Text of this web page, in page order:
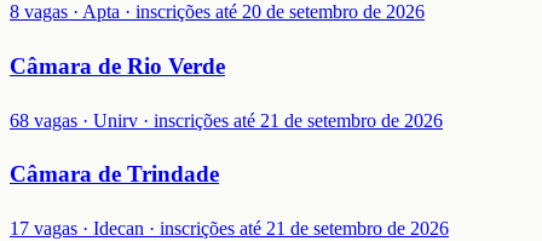
8 vagas · Apta · inscrições até 20 de setembro de 2026
Câmara de Rio Verde
68 vagas · Unirv · inscrições até 21 de setembro de 2026
Câmara de Trindade
17 vagas · Idecan · inscrições até 21 de setembro de 2026